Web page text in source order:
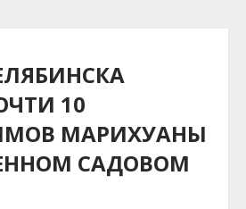
10
МАРИХУАНЫ
САДОВОМ